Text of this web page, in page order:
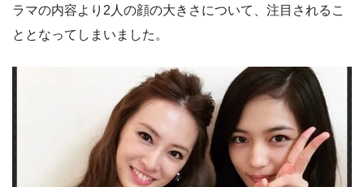
ラマの内容より2人の顔の大きさについて、注目されるこ
ととなってしまいました。